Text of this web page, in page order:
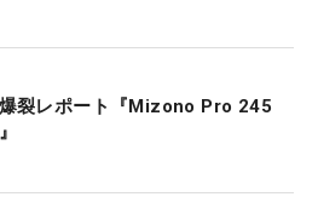
裂レポート『Mizono Pro 245